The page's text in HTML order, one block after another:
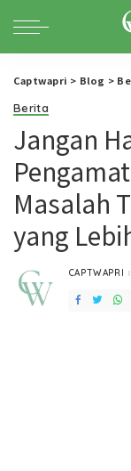
Captwapri > Blog >
Berita
Jangan
Masalah
yang
POSTED
CAPTWAPRI